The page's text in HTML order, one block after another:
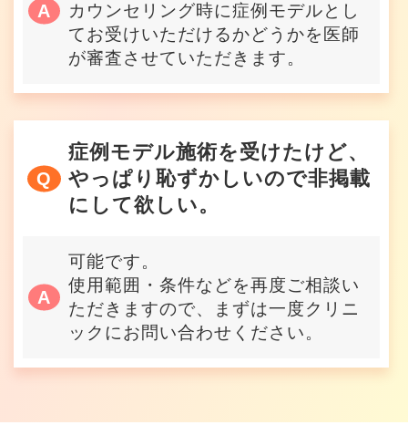
カウンセリング時に症例モデルとし
てお受けいただけるかどうかを医師
が審査させていただきます。
症例モデル施術を受けたけど、
やっぱり恥ずかしいので非掲載
にして欲しい。
可能です。
使用範囲・条件などを再度ご相談い
ただきますので、まずは一度クリニ
ックにお問い合わせください。